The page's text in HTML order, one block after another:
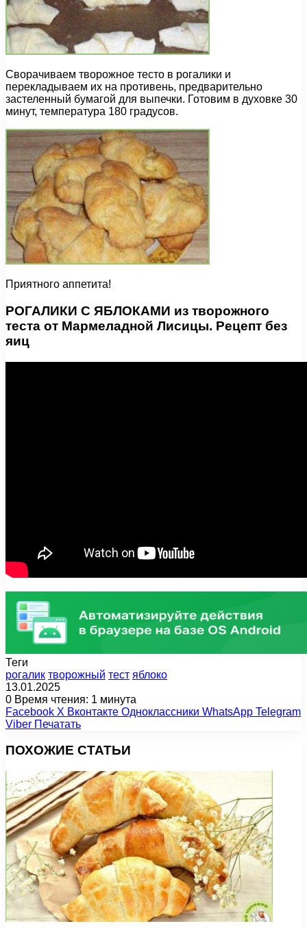
Сворачиваем творожное тесто в рогалики и
перекладываем их на противень, предварительно
застеленный бумагой для выпечки. Готовим в духовке 30
минут, температура 180 градусов.
Приятного аппетита!
РОГАЛИКИ С ЯБЛОКАМИ из творожного
теста от Мармеладной Лисицы. Рецепт без
яиц
Теги
рогалик творожный тест яблоко
13.01.2025
0 Время чтения: 1 минута
Facebook X Вконтакте Одноклассники WhatsApp Telegram
Viber Печатать
ПОХОЖИЕ СТАТЬИ